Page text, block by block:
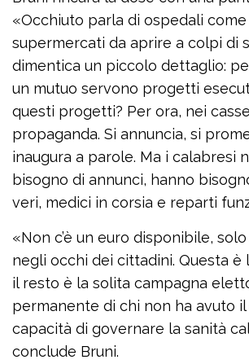
«Occhiuto parla di ospedali
supermercati da aprire a colpi di
dimentica un piccolo dettaglio:
un mutuo servono progetti
questi progetti? Per ora, nei
propaganda. Si annuncia, si
inaugura a parole. Ma i calabresi
bisogno di annunci, hanno
veri, medici in corsia e reparti
«Non c’è un euro disponibile,
negli occhi dei cittadini. Questa è
il resto è la solita campagna
permanente di chi non ha avuto
capacità di governare la sanità
conclude Bruni.